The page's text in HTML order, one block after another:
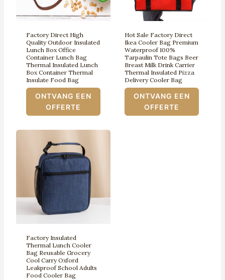
Factory Direct High
Quality Outdoor Insulated
Lunch Box Office
Container Lunch Bag
Thermal Insulated Lunch
Box Container Thermal
Insulate Food Bag
ONTVANG EEN
OFFERTE
Hot Sale Factory Direct
Ikea Cooler Bag Premium
Waterproof 100%
Tarpaulin Tote Bags Beer
Breast Milk Drink Carrier
Thermal Insulated Pizza
Delivery Cooler Bag
ONTVANG EEN
OFFERTE
Factory Insulated
Thermal Lunch Cooler
Bag Reusable Grocery
Cool Carry Oxford
Leakproof School Adults
Food Cooler Bag